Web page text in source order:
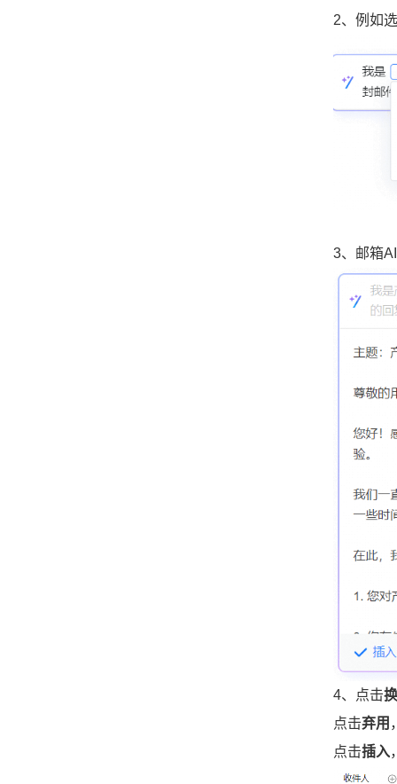
2、例如
3、邮箱
4、点击
点击弃用
点击插入